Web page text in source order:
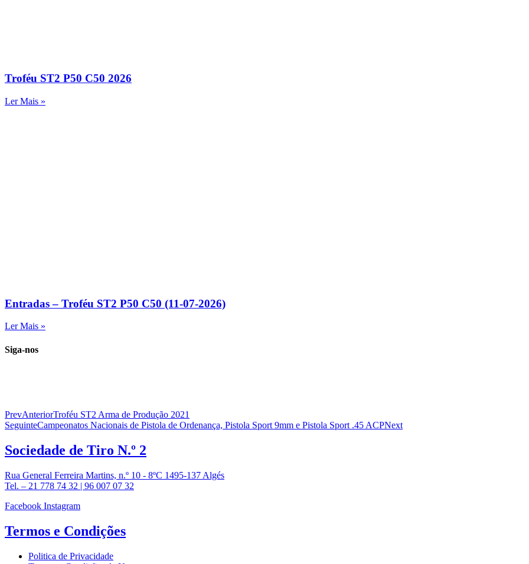
Troféu ST2 P50 C50 2026
Ler Mais »
Entradas – Troféu ST2 P50 C50 (11-07-2026)
Ler Mais »
Siga-nos
PrevAnteriorTroféu ST2 Arma de Produção 2021
SeguinteCampeonatos Nacionais de Pistola de Ordenança, Pistola Sport 9mm e Pistola Sport .45 ACPNext
Sociedade de Tiro N.º 2
Rua General Ferreira Martins, n.º 10 - 8ºC 1495-137 Algés
Tel. – 21 778 74 32 | 96 007 07 32
Facebook Instagram
Termos e Condições
Politica de Privacidade